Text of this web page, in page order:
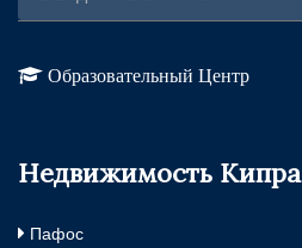
Образовательный Центр
Недвижимость Кипра
Пафос